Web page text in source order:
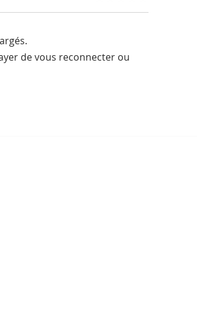
de vous reconnecter ou